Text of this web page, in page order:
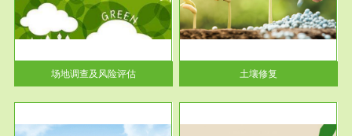
场地调查及风险评估 土壤修复